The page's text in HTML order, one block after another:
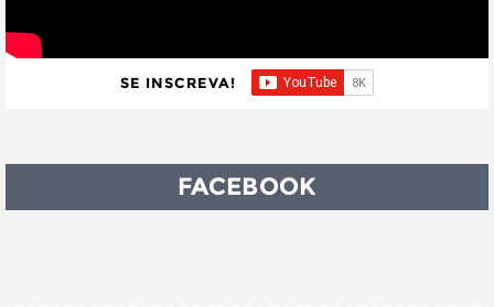
SE INSCREVA!
FACEBOOK